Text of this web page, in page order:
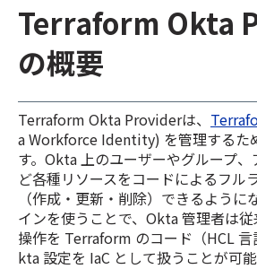
Terraform Okta
の概要
Terraform Okta Providerは、
a Workforce Identity) を管理するた
す。Okta 上のユーザーやグループ
ど各種リソースをコードによるフル
（作成・更新・削除）できるように
インを使うことで、Okta 管理者は
操作を Terraform のコード（HCL
kta 設定を IaC として扱うことが可能